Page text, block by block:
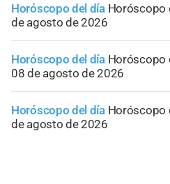
Horóscopo del día Horóscopo
de agosto de 2026
Horóscopo del día Horóscopo
08 de agosto de 2026
Horóscopo del día Horóscopo
de agosto de 2026